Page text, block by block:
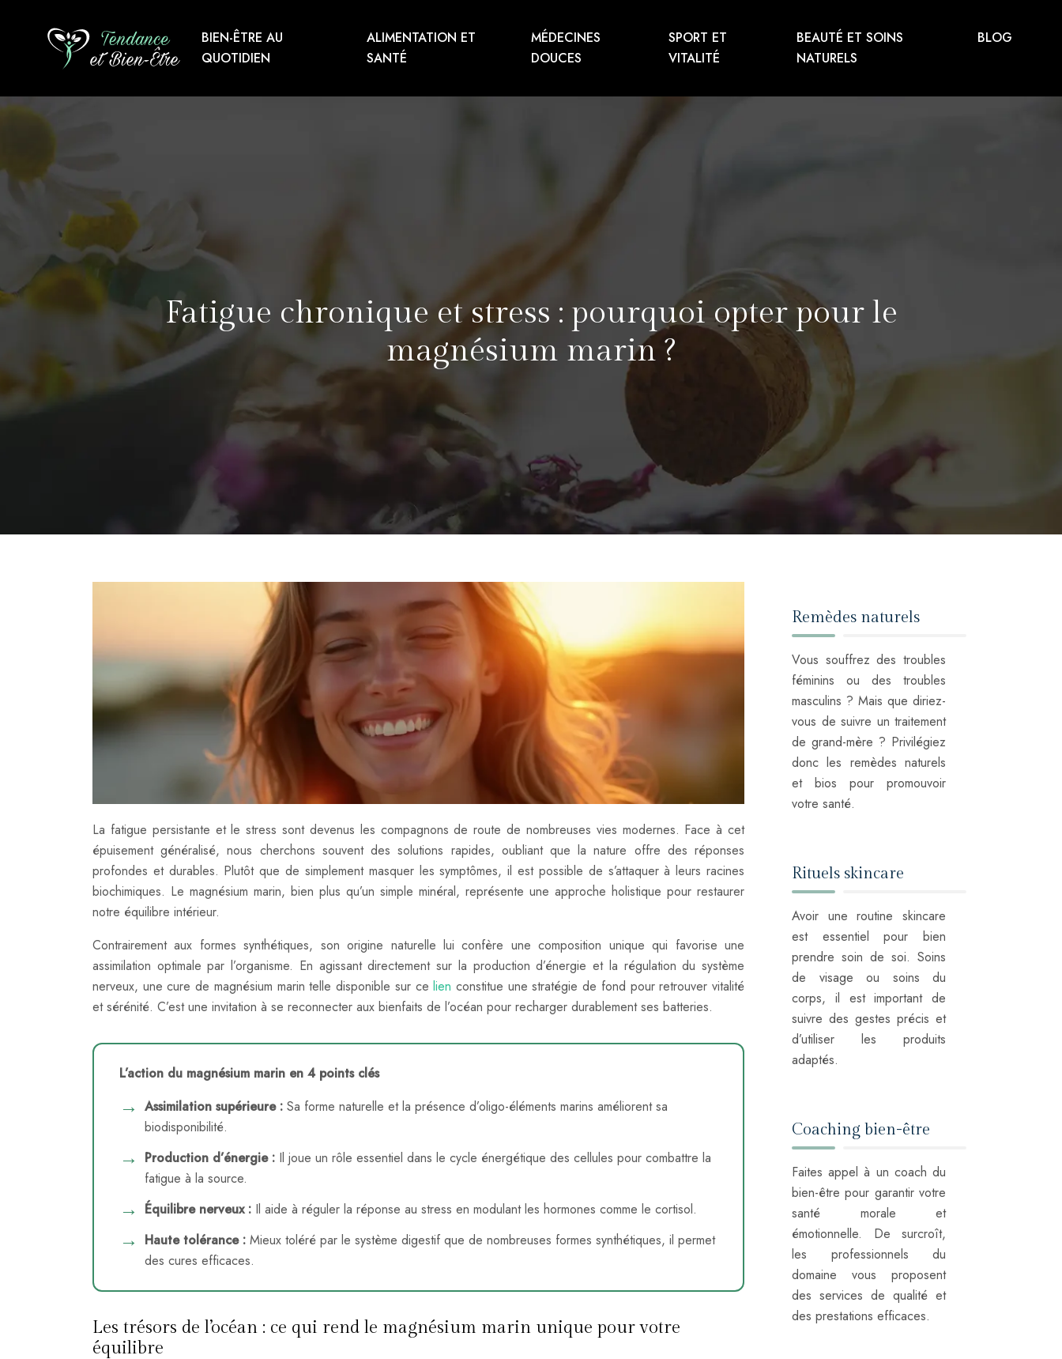
BIEN-ÊTRE AU
QUOTIDIEN
ALIMENTATION ET
SANTÉ
MÉDECINES
DOUCES
SPORT ET
VITALITÉ
BEAUTÉ ET SOINS
NATURELS
BLOG
Fatigue chronique et stress : pourquoi opter pour le
magnésium marin ?
La fatigue persistante et le stress sont devenus les compagnons de route de nombreuses vies modernes. Face à cet
épuisement généralisé, nous cherchons souvent des solutions rapides, oubliant que la nature offre des réponses
profondes et durables. Plutôt que de simplement masquer les symptômes, il est possible de s’attaquer à leurs racines
biochimiques. Le magnésium marin, bien plus qu’un simple minéral, représente une approche holistique pour restaurer
notre équilibre intérieur.
Contrairement aux formes synthétiques, son origine naturelle lui confère une composition unique qui favorise une
assimilation optimale par l’organisme. En agissant directement sur la production d’énergie et la régulation du système
nerveux, une cure de magnésium marin telle disponible sur celien constitue une stratégie de fond pour retrouver vitalité
et sérénité. C’est une invitation à se reconnecter aux bienfaits de l’océan pour recharger durablement ses batteries.
L’action du magnésium marin en 4 points clés
Assimilation supérieure : Sa forme naturelle et la présence d’oligo-éléments marins améliorent sa
biodisponibilité.
Production d’énergie : Il joue un rôle essentiel dans le cycle énergétique des cellules pour combattre la
fatigue à la source.
Équilibre nerveux : Il aide à réguler la réponse au stress en modulant les hormones comme le cortisol.
Haute tolérance : Mieux toléré par le système digestif que de nombreuses formes synthétiques, il permet
des cures efficaces.
Les trésors de l’océan : ce qui rend le magnésium marin unique pour votre
équilibre
Remèdes naturels
Vous souffrez des troubles
féminins ou des troubles
masculins ? Mais que diriez-
vous de suivre un traitement
de grand-mère ? Privilégiez
donc les remèdes naturels
et bios pour promouvoir
votre santé.
Rituels skincare
Avoir une routine skincare
est essentiel pour bien
prendre soin de soi. Soins
de visage ou soins du
corps, il est important de
suivre des gestes précis et
d’utiliser les produits
adaptés.
Coaching bien-être
Faites appel à un coach du
bien-être pour garantir votre
santé morale et
émotionnelle. De surcroît,
les professionnels du
domaine vous proposent
des services de qualité et
des prestations efficaces.